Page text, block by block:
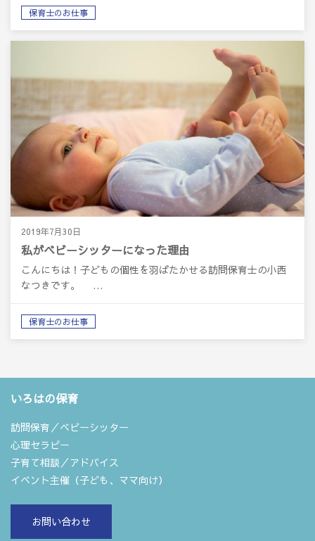
保育士のお仕事
2019年7月30日
私がベビーシッターになった理由
こんにちは！子どもの個性を羽ばたかせる訪問保育士の小西
なつきです。 …
保育士のお仕事
いろはの保育
訪問保育／ベビーシッター
心理セラピー
子育て相談／アドバイス
イベント主催（子ども、ママ向け）
お問い合わせ